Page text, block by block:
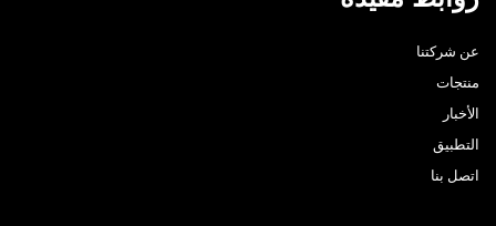
عن شركتنا
منتجات
الأخبار
التطبيق
اتصل بنا